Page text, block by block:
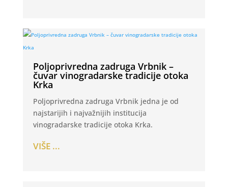
Poljoprivredna zadruga Vrbnik –
čuvar vinogradarske tradicije otoka
Krka
Poljoprivredna zadruga Vrbnik jedna je od
najstarijih i najvažnijih institucija
vinogradarske tradicije otoka Krka.
VIŠE ...